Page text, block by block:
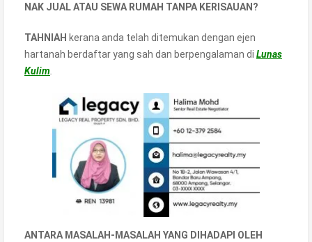
NAK JUAL ATAU SEWA RUMAH TANPA KERISAUAN?
TAHNIAH kerana anda telah ditemukan dengan ejen
hartanah berdaftar yang sah dan berpengalaman di Lunas
Kulim
ANTARA MASALAH-MASALAH YANG DIHADAPI OLEH